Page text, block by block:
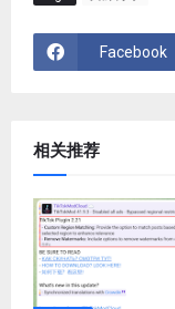
Facebook
相关推荐